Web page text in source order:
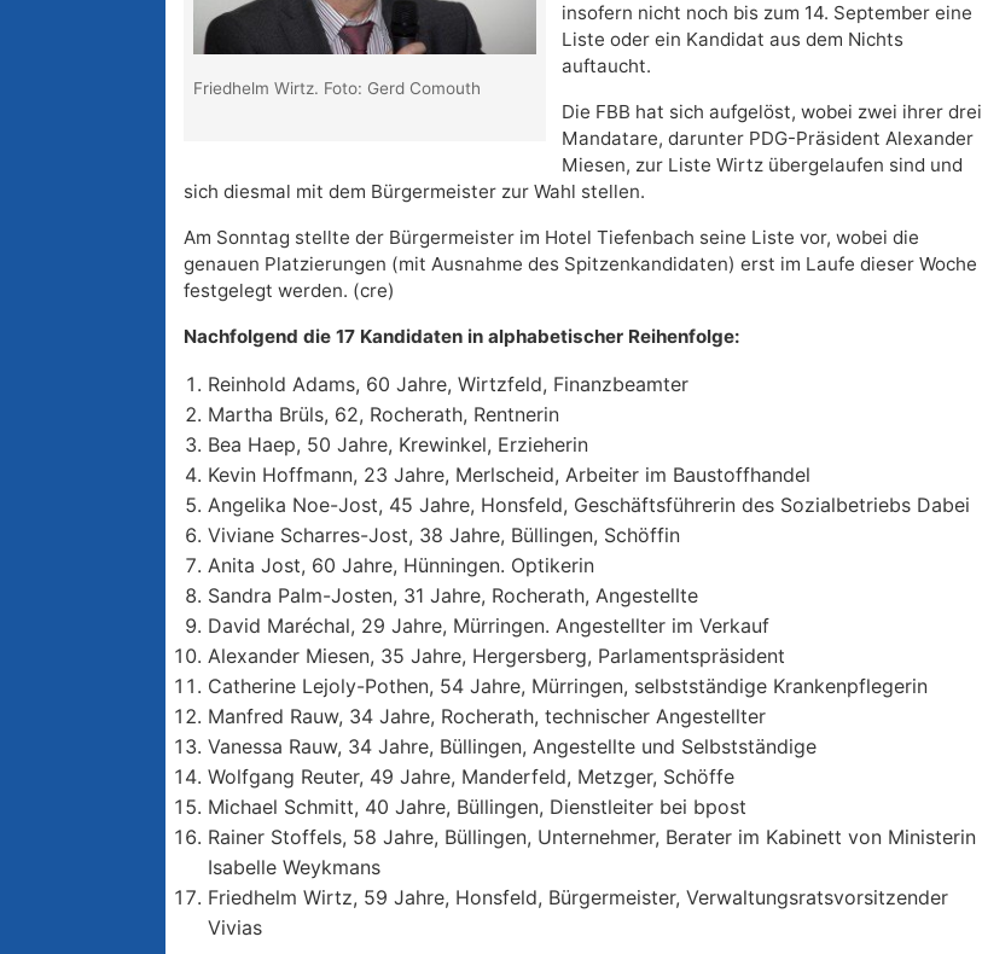
Friedhelm Wirtz. Foto: Gerd Comouth
insofern nicht noch bis zum 14. September eine
Liste oder ein Kandidat aus dem Nichts
auftaucht.
Die FBB hat sich aufgelöst, wobei zwei ihrer drei
Mandatare, darunter PDG-Präsident Alexander
Miesen, zur Liste Wirtz übergelaufen sind und
sich diesmal mit dem Bürgermeister zur Wahl stellen.
Am Sonntag stellte der Bürgermeister im Hotel Tiefenbach seine Liste vor, wobei die
genauen Platzierungen (mit Ausnahme des Spitzenkandidaten) erst im Laufe dieser Woche
festgelegt werden. (cre)
Nachfolgend die 17 Kandidaten in alphabetischer Reihenfolge:
Reinhold Adams, 60 Jahre, Wirtzfeld, Finanzbeamter
Martha Brüls, 62, Rocherath, Rentnerin
Bea Haep, 50 Jahre, Krewinkel, Erzieherin
Kevin Hoffmann, 23 Jahre, Merlscheid, Arbeiter im Baustoffhandel
Angelika Noe-Jost, 45 Jahre, Honsfeld, Geschäftsführerin des Sozialbetriebs Dabei
Viviane Scharres-Jost, 38 Jahre, Büllingen, Schöffin
Anita Jost, 60 Jahre, Hünningen. Optikerin
Sandra Palm-Josten, 31 Jahre, Rocherath, Angestellte
David Maréchal, 29 Jahre, Mürringen. Angestellter im Verkauf
Alexander Miesen, 35 Jahre, Hergersberg, Parlamentspräsident
Catherine Lejoly-Pothen, 54 Jahre, Mürringen, selbstständige Krankenpflegerin
Manfred Rauw, 34 Jahre, Rocherath, technischer Angestellter
Vanessa Rauw, 34 Jahre, Büllingen, Angestellte und Selbstständige
Wolfgang Reuter, 49 Jahre, Manderfeld, Metzger, Schöffe
Michael Schmitt, 40 Jahre, Büllingen, Dienstleiter bei bpost
Rainer Stoffels, 58 Jahre, Büllingen, Unternehmer, Berater im Kabinett von Ministerin
Isabelle Weykmans
Friedhelm Wirtz, 59 Jahre, Honsfeld, Bürgermeister, Verwaltungsratsvorsitzender
Vivias